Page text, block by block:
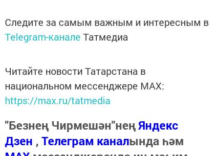
Следите за самым важным и интересным в
Telegram-канале Татмедиа
Читайте новости Татарстана в
национальном мессенджере MАХ:
https://max.ru/tatmedia
"Безнең Чирмешән"неңЯндекс
Дзен , Телеграм каналында һәм